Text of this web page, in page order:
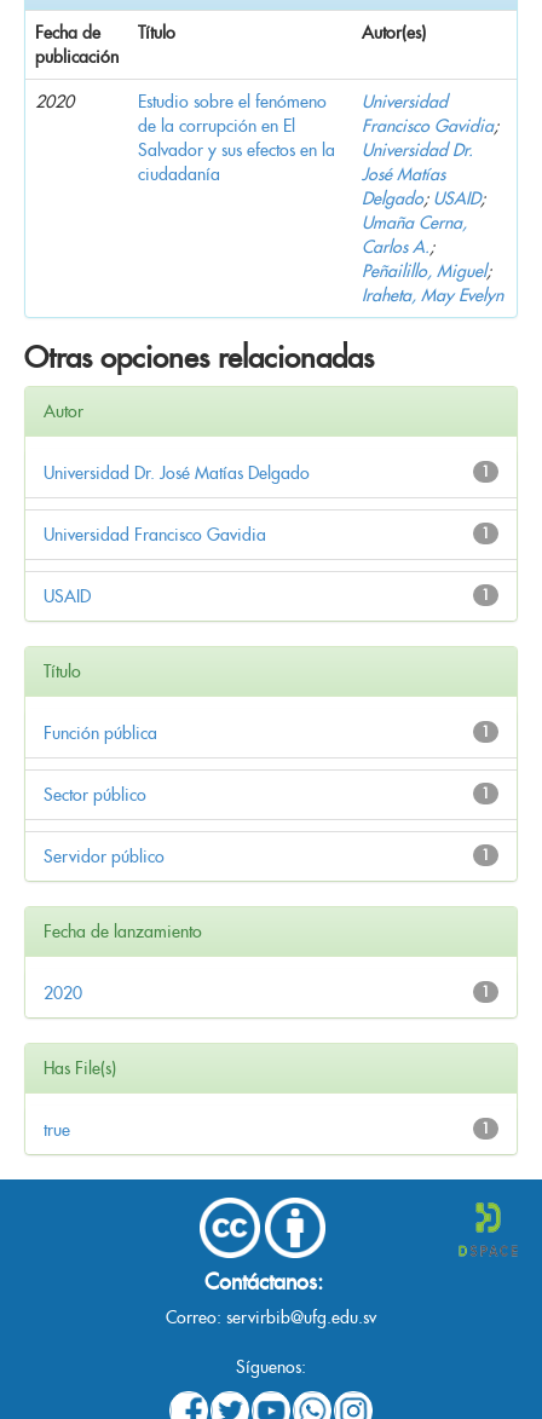
Fecha de
publicación
Título Autor(es)
2020
Estudio sobre el fenómeno
de la corrupción en El
Salvador y sus efectos en la
ciudadanía
Universidad
Francisco Gavidia;
Universidad Dr.
José Matías
Delgado; USAID;
Umaña Cerna,
Carlos A.;
Peñailillo, Miguel;
Iraheta, May Evelyn
Otras opciones relacionadas
Autor
1
Universidad Dr. José Matías Delgado
1
Universidad Francisco Gavidia
1
USAID
Título
1
Función pública
1
Sector público
1
Servidor público
Fecha de lanzamiento
1
2020
Has File(s)
1
true
Contáctanos:
Correo: servirbib@ufg.edu.sv
Síguenos: